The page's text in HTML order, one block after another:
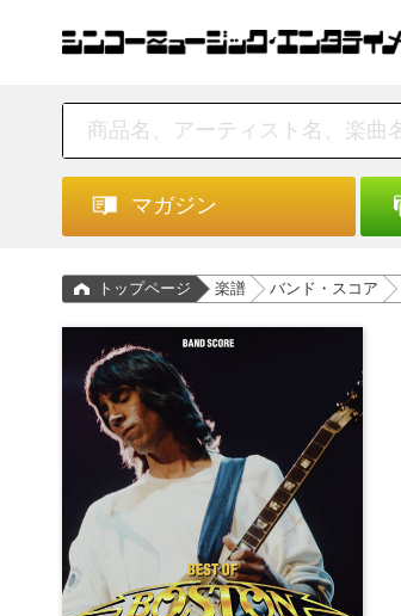
マガジン
トップページ 楽譜 バンド・スコア